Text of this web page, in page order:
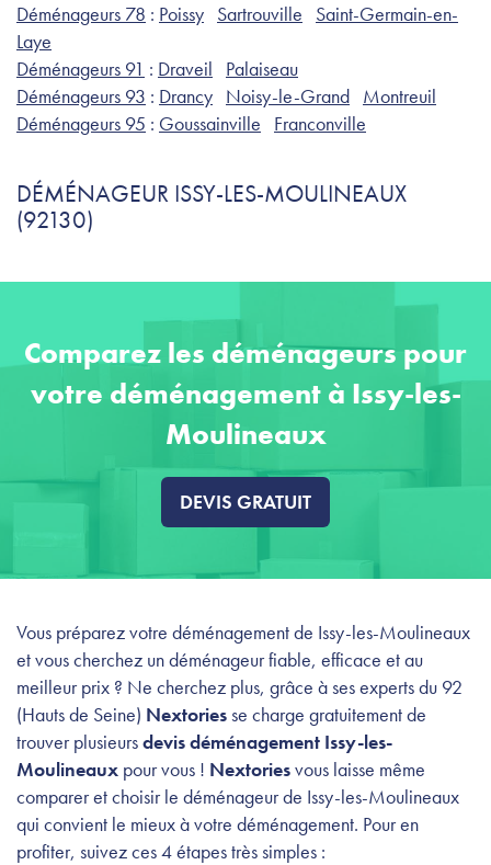
Déménageurs 78 : Poissy Sartrouville
Saint-Germain-en-
Laye
Déménageurs 91 : Draveil
Palaiseau
Déménageurs 93 : Drancy Noisy-le-Grand Montreuil
Déménageurs 95 : Goussainville Franconville
DÉMÉNAGEUR ISSY-LES-MOULINEAUX
(92130)
Comparez les déménageurs pour
votre déménagement à Issy-les-
Moulineaux
DEVIS GRATUIT
Vous préparez votre déménagement de Issy-les-Moulineaux
et vous cherchez un déménageur fiable, efficace et au
meilleur prix ? Ne cherchez plus, grâce à ses experts du 92
(Hauts de Seine) Nextoriesse charge gratuitement de
trouver plusieursdevis déménagement Issy-les-
Moulineaux pour vous ! Nextoriesvous laisse même
comparer et choisir le déménageur de Issy-les-Moulineaux
qui convient le mieux à votre déménagement. Pour en
profiter, suivez ces 4 étapes très simples :